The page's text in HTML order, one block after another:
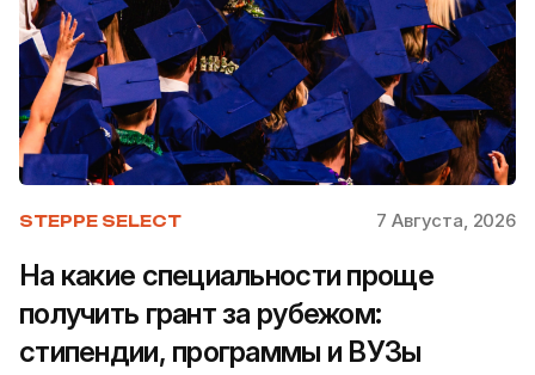
STEPPE SELECT 7 Августа, 2026
На какие специальности проще
получить грант за рубежом:
стипендии, программы и ВУЗы